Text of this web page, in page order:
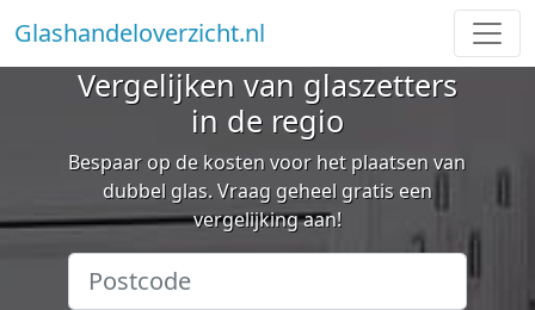
Glashandeloverzicht.nl
Vergelijken van glaszetters
in de regio
Bespaar op de kosten voor het plaatsen van
dubbel glas. Vraag geheel gratis een
vergelijking aan!